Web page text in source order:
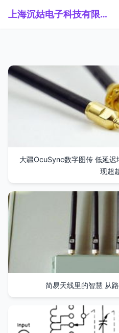
上海沉姑电子科技有限公司
大疆OcuSync数字图传 低延
现超
简易天线里的智慧 从